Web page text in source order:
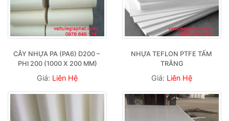
CÂY NHỰA PA (PA6) D200 –
PHI 200 (1000 X 200 MM)
Giá: Liên Hệ
NHỰA TEFLON PTFE TẤM
TRẮNG
Giá: Liên Hệ